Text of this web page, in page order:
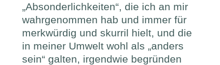
„Absonderlichkeiten“, die ich an mir
wahrgenommen hab und immer für
merkwürdig und skurril hielt, und die
in meiner Umwelt wohl als „anders
sein“ galten, irgendwie begründen